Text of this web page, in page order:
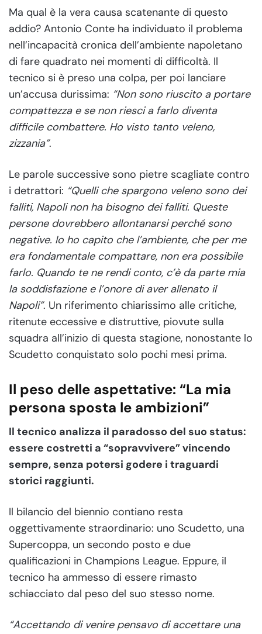
Ma qual è la vera causa scatenante di questo
addio? Antonio Conte ha individuato il problema
nell’incapacità cronica dell’ambiente napoletano
di fare quadrato nei momenti di difficoltà. Il
tecnico si è preso una colpa, per poi lanciare
un’accusa durissima: “Non sono riuscito a portare
compattezza e se non riesci a farlo diventa
difficile combattere. Ho visto tanto veleno,
zizzania”.
Le parole successive sono pietre scagliate contro
i detrattori: “Quelli che spargono veleno sono dei
falliti, Napoli non ha bisogno dei falliti. Queste
persone dovrebbero allontanarsi perché sono
negative. Io ho capito che l’ambiente, che per me
era fondamentale compattare, non era possibile
farlo. Quando te ne rendi conto, c’è da parte mia
la soddisfazione e l’onore di aver allenato il
Napoli”. Un riferimento chiarissimo alle critiche,
ritenute eccessive e distruttive, piovute sulla
squadra all’inizio di questa stagione, nonostante lo
Scudetto conquistato solo pochi mesi prima.
Il peso delle aspettative: “La mia
persona sposta le ambizioni”
Il tecnico analizza il paradosso del suo status:
essere costretti a “sopravvivere” vincendo
sempre, senza potersi godere i traguardi
storici raggiunti.
Il bilancio del biennio contiano resta
oggettivamente straordinario: uno Scudetto, una
Supercoppa, un secondo posto e due
qualificazioni in Champions League. Eppure, il
tecnico ha ammesso di essere rimasto
schiacciato dal peso del suo stesso nome.
“Accettando di venire pensavo di accettare una